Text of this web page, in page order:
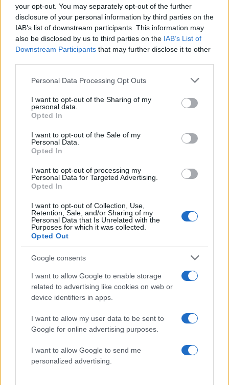
your opt-out. You may separately opt-out of the further
disclosure of your personal information by third parties on the
IAB’s list of downstream participants. This information may
also be disclosed by us to third parties on the IAB’s List of
Downstream Participants that may further disclose it to other
Please note that this website/app uses one or more Google
not limited to your visit or usage behaviour. You may click to
grant or deny consent to Google and its third-party tags to
use your data for below specified purposes in below Google
consent section.
Personal Data Processing Opt Outs
I want to opt-out of the Sharing of my
personal data.
Opted In
I want to opt-out of the Sale of my
Personal Data.
Opted In
I want to opt-out of processing my
Personal Data for Targeted Advertising.
Opted In
I want to opt-out of Collection, Use,
Retention, Sale, and/or Sharing of my
Personal Data that Is Unrelated with the
Purposes for which it was collected.
Opted Out
Google consents
I want to allow Google to enable storage
related to advertising like cookies on web or
device identifiers in apps.
I want to allow my user data to be sent to
Google for online advertising purposes.
I want to allow Google to send me
personalized advertising.
Η Δούκισσα Νομικού στην Πολυνησία: Το
εξωτικό οικογενειακό ταξίδι με τον Δημήτρη
Θεοδωρίδη και τα παιδιά τους
08.08.2026
Κατερίνα Καινούργιου: Αγκαλιά με την
τεσσάρων μηνών κόρη της με φόντο το
ηλιοβασίλεμα της Πάρου